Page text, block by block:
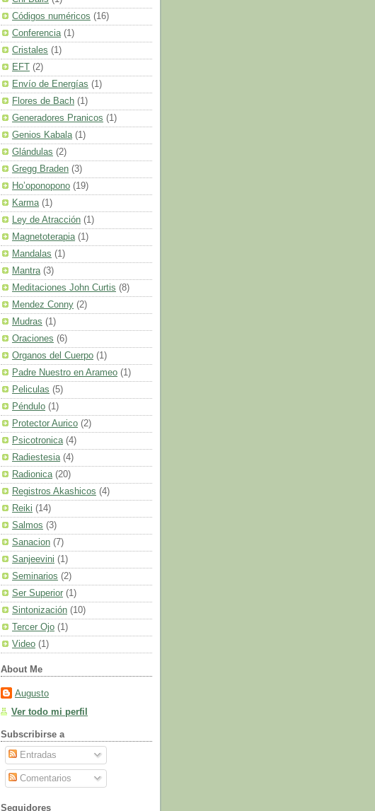
Códigos numéricos (16)
Conferencia (1)
Cristales (1)
EFT
(2)
Envío de Energías (1)
Flores de Bach (1)
Generadores Pranicos (1)
Genios Kabala (1)
Glándulas (2)
Gregg Braden (3)
Ho’oponopono (19)
Karma (1)
Ley de Atracción (1)
Magnetoterapia (1)
Mandalas (1)
Mantra (3)
Meditaciones John Curtis (8)
Mendez Conny (2)
Mudras (1)
Oraciones (6)
Organos del Cuerpo (1)
Padre Nuestro en Arameo (1)
Peliculas (5)
Péndulo (1)
Protector Aurico (2)
Psicotronica (4)
Radiestesia (4)
Radionica (20)
Registros Akashicos (4)
Reiki (14)
Salmos (3)
Sanacion (7)
Sanjeevini (1)
Seminarios (2)
Ser Superior (1)
Sintonización (10)
Tercer Ojo (1)
Video (1)
About Me
Augusto
Ver todo mi perfil
Subscribirse a
Entradas
Comentarios
Seguidores